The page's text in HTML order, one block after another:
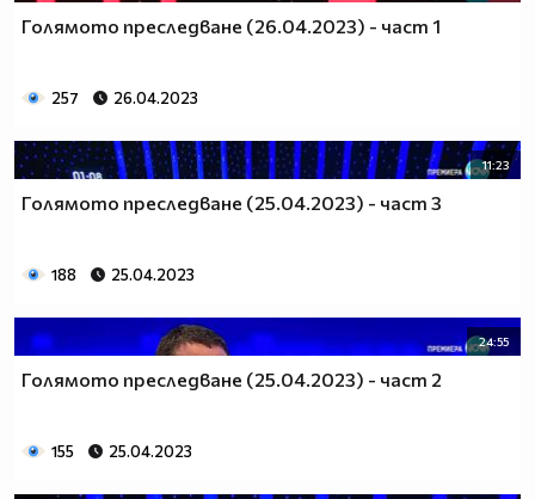
Голямото преследване (26.04.2023) - част 1
257 26.04.2023
11:23
Голямото преследване (25.04.2023) - част 3
188 25.04.2023
24:55
Голямото преследване (25.04.2023) - част 2
155 25.04.2023